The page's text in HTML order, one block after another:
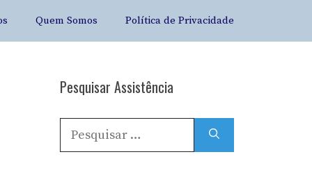
Quem Somos Política de Privacidade
Pesquisar Assistência
Pesquisar
por: